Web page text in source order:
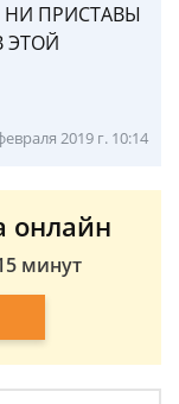
НИ ПРИСТАВЫ
ЭТОЙ
2019 г. 10:14
онлайн
минут